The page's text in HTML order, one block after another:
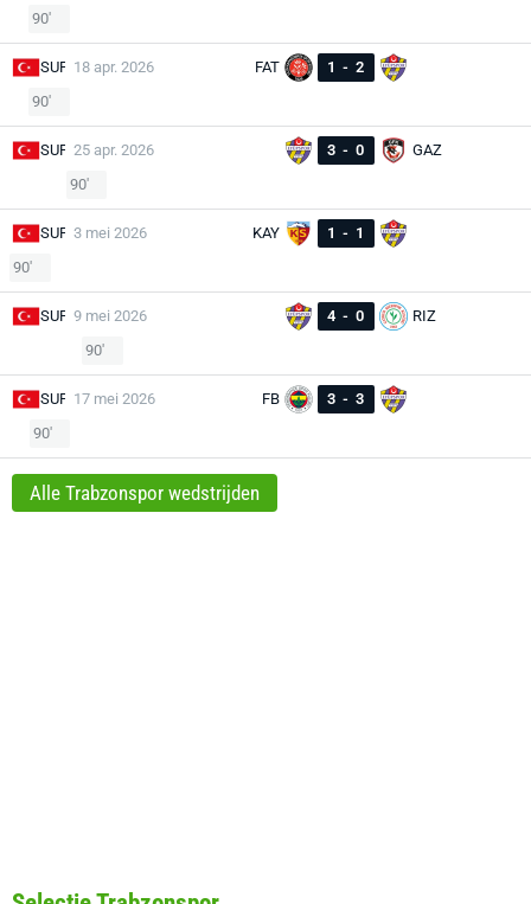
90'
SUP 18 apr. 2026 FAT 1 - 2
90'
SUP 25 apr. 2026 3 - 0
GAZ
90'
SUP 3 mei 2026 KAY 1 - 1
90'
SUP 9 mei 2026 4 - 0
RIZ
90'
SUP 17 mei 2026 FB 3 - 3
90'
Alle Trabzonspor wedstrijden